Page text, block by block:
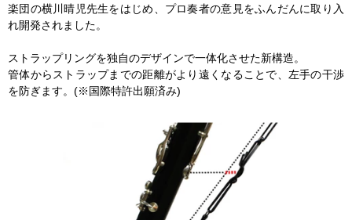
楽団の横川晴児先生をはじめ、プロ奏者の意見をふんだんに取り入
れ開発されました。
ストラップリングを独自のデザインで一体化させた新構造。
管体からストラップまでの距離がより遠くなることで、左手の干渉
を防ぎます。(※国際特許出願済み)